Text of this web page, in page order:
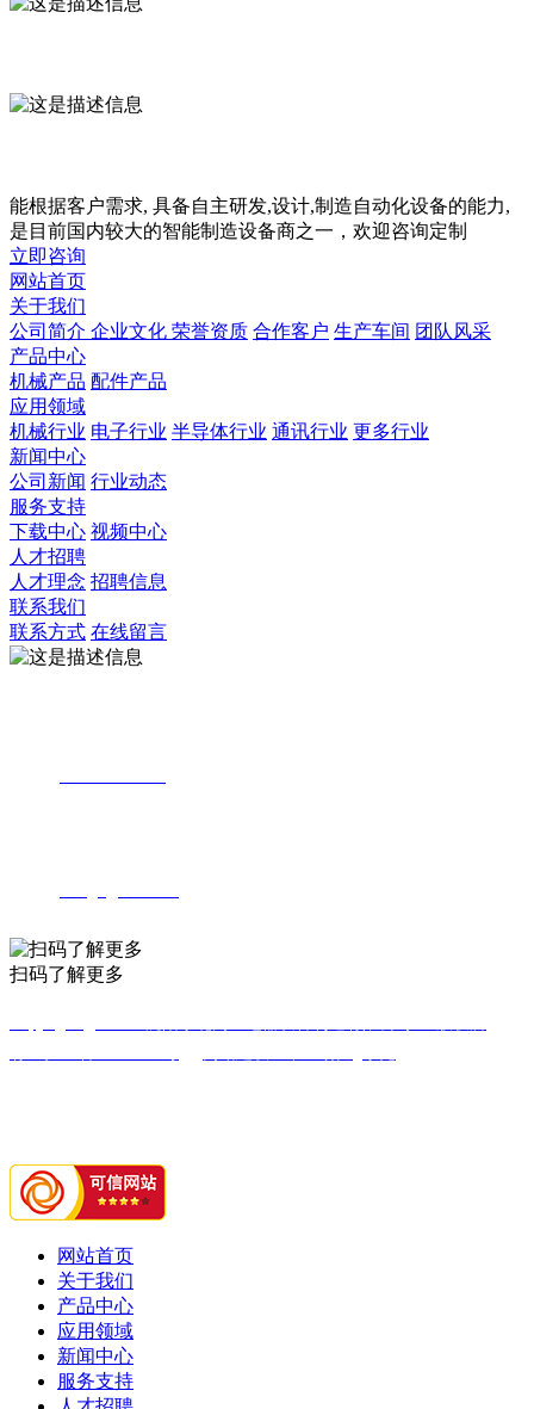
能根据客户需求, 具备自主研发,设计,制造自动化设备的能力,
是目前国内较大的智能制造设备商之一，欢迎咨询定制
立即咨询
网站首页
关于我们
公司简介 企业文化 荣誉资质 合作客户 生产车间 团队风采
产品中心
机械产品 配件产品
应用领域
机械行业 电子行业 半导体行业 通讯行业 更多行业
新闻中心
公司新闻 行业动态
服务支持
下载中心 视频中心
人才招聘
人才理念 招聘信息
联系我们
联系方式 在线留言
扫码了解更多
网站首页
关于我们
产品中心
应用领域
新闻中心
服务支持